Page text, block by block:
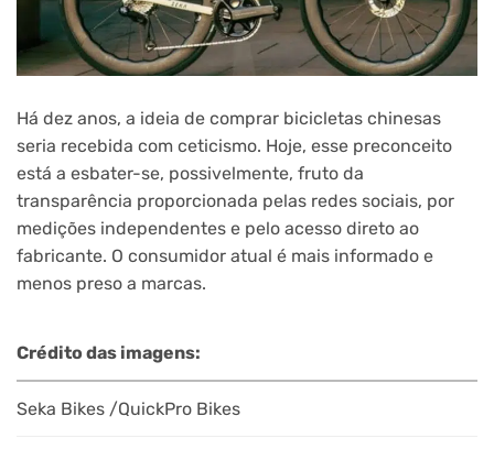
Há dez anos, a ideia de comprar bicicletas chinesas
seria recebida com ceticismo. Hoje, esse preconceito
está a esbater-se, possivelmente, fruto da
transparência proporcionada pelas redes sociais, por
medições independentes e pelo acesso direto ao
fabricante. O consumidor atual é mais informado e
menos preso a marcas.
Crédito das imagens:
Seka Bikes /QuickPro Bikes